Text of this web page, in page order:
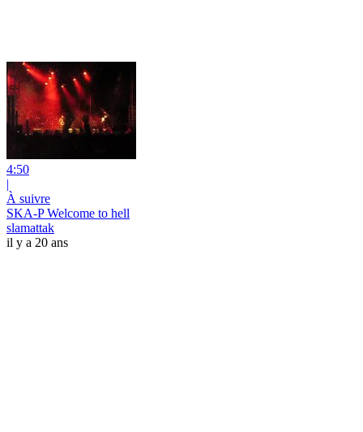
4:50
|
À suivre
SKA-P Welcome to hell
slamattak
il y a 20 ans